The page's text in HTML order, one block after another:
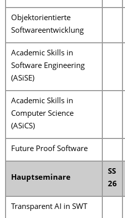
Objektorientierte
Softwareentwicklung
Academic Skills in
Software Engineering
(ASiSE)
Academic Skills in
Computer Science
(ASiCS)
Future Proof Software
Hauptseminare
SS
26
Transparent AI in SWT